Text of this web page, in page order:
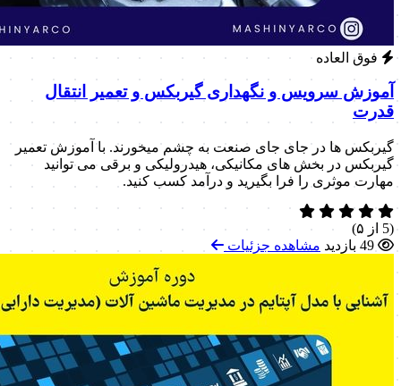
فوق العاده
آموزش سرویس و نگهداری گیربکس و تعمیر انتقال
قدرت
گیربکس ها در جای جای صنعت به چشم میخورند. با آموزش تعمیر
گیربکس در بخش های مکانیکی، هیدرولیکی و برقی می توانید
مهارت موثری را فرا بگیرید و درآمد کسب کنید.
(5 از ۵)
مشاهده جزئیات